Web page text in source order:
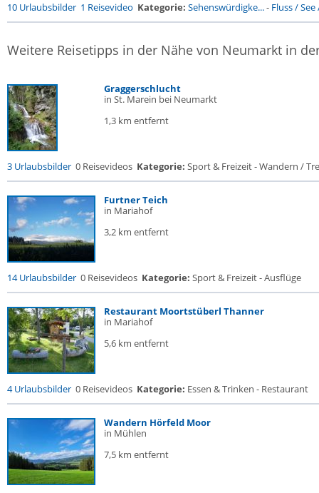
10 Urlaubsbilder 1 Reisevideo Kategorie: Sehenswürdigke...- Fluss / See
Weitere Reisetipps in der Nähe von Neumarkt in
Graggerschlucht
in St. Marein bei Neumarkt
1,3 km entfernt
3 Urlaubsbilder 0 Reisevideos Kategorie: Sport & Freizeit - Wandern /
Furtner Teich
in Mariahof
3,2 km entfernt
14 Urlaubsbilder 0 Reisevideos Kategorie: Sport & Freizeit - Ausflüge
Restaurant Moortstüberl Thanner
in Mariahof
5,6 km entfernt
4 Urlaubsbilder 0 Reisevideos Kategorie: Essen & Trinken - Restaurant
Wandern Hörfeld Moor
in Mühlen
7,5 km entfernt